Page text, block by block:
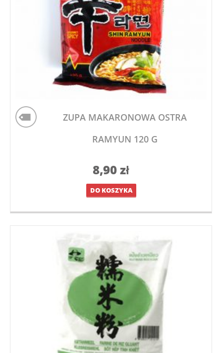
ZUPA MAKARONOWA OSTRA
RAMYUN 120 G
8,90zł
DO KOSZYKA